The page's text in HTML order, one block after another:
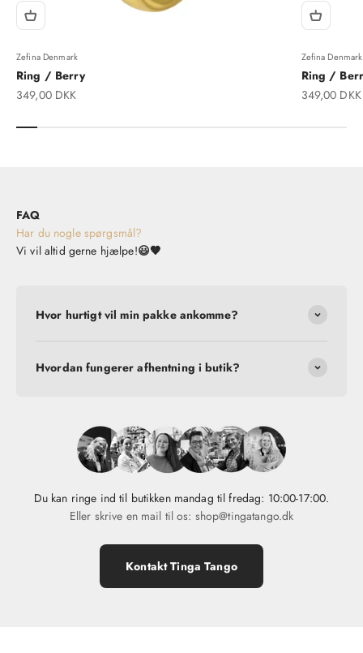
Zefina Denmark
Ring / Berry
Salgspris
349,00 DKK
Zefina Denmark
Ring /
Salgspris
349,00 DKK
FAQ
Har du nogle spørgsmål?
Vi vil altid gerne hjælpe!😃🤎
Hvor hurtigt vil min pakke ankomme?
Hvordan fungerer afhentning i butik?
Du kan ringe ind til butikken mandag til fredag: 10:00-17:00.
Eller skrive en mail til os: shop@tingatango.dk
Kontakt Tinga Tango